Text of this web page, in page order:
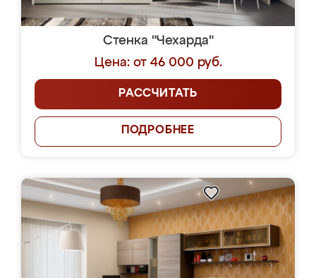
Стенка "Чехарда"
Цена: от 46 000 руб.
РАССЧИТАТЬ
ПОДРОБНЕЕ